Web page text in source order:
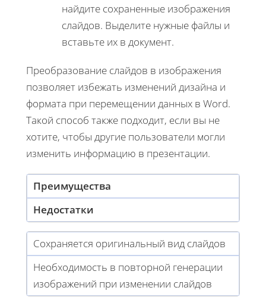
найдите сохраненные изображения
слайдов. Выделите нужные файлы и
вставьте их в документ.
Преобразование слайдов в изображения
позволяет избежать изменений дизайна и
формата при перемещении данных в Word.
Такой способ также подходит, если вы не
хотите, чтобы другие пользователи могли
изменить информацию в презентации.
Преимущества
Недостатки
Сохраняется оригинальный вид слайдов
Необходимость в повторной генерации
изображений при изменении слайдов